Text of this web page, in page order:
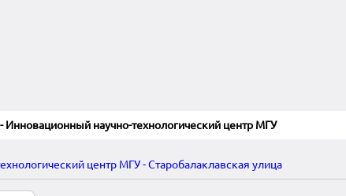
Инновационный научно-технологический центр МГУ
центр МГУ - Старобалаклавская улица